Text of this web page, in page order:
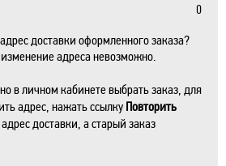
0
доставки оформленного заказа?
адреса невозможно.
в личном кабинете выбрать заказ, для
адрес, нажать ссылку Повторить
доставки, а старый заказ